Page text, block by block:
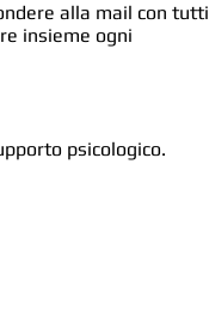
alla mail con tutti
insieme ogni
psicologico.